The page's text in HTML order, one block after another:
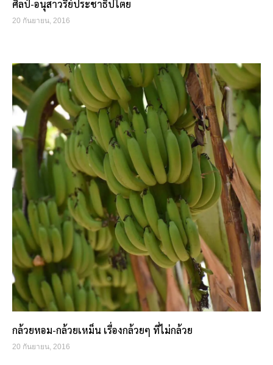
ศิลป์-อนุสาวรีย์ประชาธิปไตย
20 กันยายน, 2016
กล้วยหอม-กล้วยเหม็น เรื่องกล้วยๆ ที่ไม่กล้วย
20 กันยายน, 2016